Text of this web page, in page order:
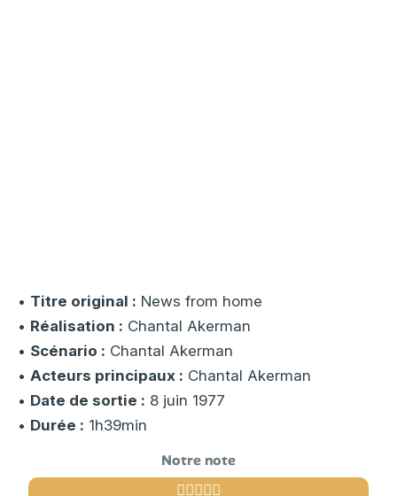
• Titre original : News from home
• Réalisation : Chantal Akerman
• Scénario : Chantal Akerman
• Acteurs principaux : Chantal Akerman
• Date de sortie : 8 juin 1977
• Durée : 1h39min